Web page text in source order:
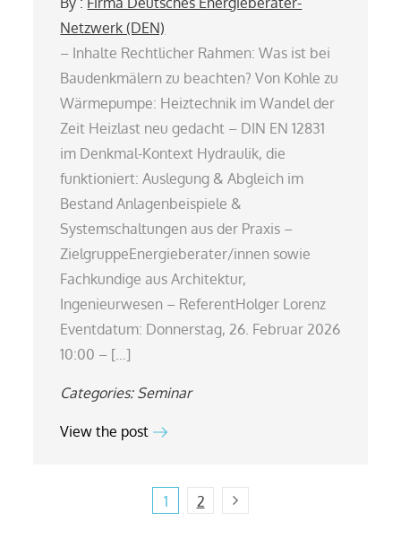
Netzwerk (DEN)
– Inhalte Rechtlicher Rahmen: Was ist bei
Baudenkmälern zu beachten? Von Kohle zu
Wärmepumpe: Heiztechnik im Wandel der
Zeit Heizlast neu gedacht – DIN EN 12831
im Denkmal-Kontext Hydraulik, die
funktioniert: Auslegung & Abgleich im
Bestand Anlagenbeispiele &
Systemschaltungen aus der Praxis –
ZielgruppeEnergieberater/innen sowie
Fachkundige aus Architektur,
Ingenieurwesen – ReferentHolger Lorenz
Eventdatum: Donnerstag, 26. Februar 2026
10:00 – […]
Categories: Seminar
View the post
Beitragsnavigation
1 2 Next